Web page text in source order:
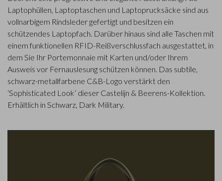
Laptophüllen, Laptoptaschen und Laptoprucksäcke sind aus
vollnarbigem Rindsleder gefertigt und besitzen ein
schützendes Laptopfach. Darüber hinaus sind alle Taschen mit
einem funktionellen RFID-Reißverschlussfach ausgestattet, in
dem Sie Ihr Portemonnaie mit Karten und/oder Ihrem
Ausweis vor Fernauslesung schützen können. Das subtile,
schwarz-metallfarbene C&B-Logo verstärkt den
‘Sophisticated Look’ dieser Castelijn & Beerens-Kollektion.
Erhältlich in Schwarz, Dark Military.